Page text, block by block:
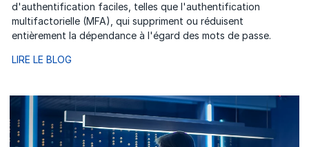
d'authentification faciles, telles que l'authentification
multifactorielle (MFA), qui suppriment ou réduisent
entièrement la dépendance à l'égard des mots de passe.
LIRE LE BLOG